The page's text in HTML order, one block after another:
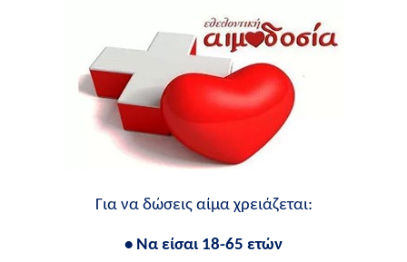
Για να δώσεις αίμα χρειάζεται:
• Να είσαι 18-65 ετών